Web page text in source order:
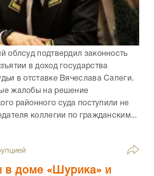
облсуд подтвердил законность
в доход государства
в отставке Вячеслава Сапеги.
жалобы на решение
районного суда поступили не
коллегии по гражданским...
в доме «Шурика» и